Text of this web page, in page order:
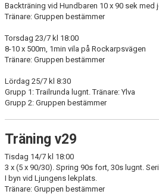
Backträning vid Hundbaren 10 x 90 sek med
Tränare: Gruppen bestämmer
Torsdag 23/7 kl 18:00
8-10 x 500m, 1min vila på Rockarpsvägen
Tränare: Gruppen bestämmer
Lördag 25/7 kl 8:30
Grupp 1: Trailrunda lugnt. Tränare: Ylva
Grupp 2: Gruppen bestämmer
Träning v29
Tisdag 14/7 kl 18:00
3 x (5 x 90/30). Spring 90s fort, 30s lugnt.
I byn vid Ljungens lekplats.
Tränare: Gruppen bestämmer